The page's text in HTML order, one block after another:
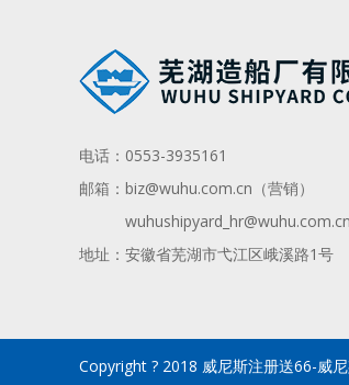
电话： 0553-3935161
邮箱： biz@wuhu.com.cn（营销）
wuhushipyard_hr@wuhu.com.cn
地址：安徽省芜湖市弋江区峨溪路1号
Copyright ? 2018 威尼斯注册送66-威